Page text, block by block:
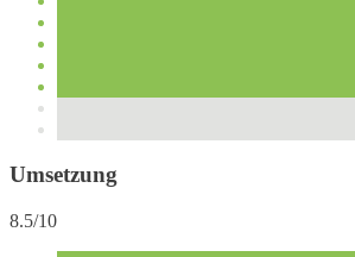
Umsetzung
8.5/10